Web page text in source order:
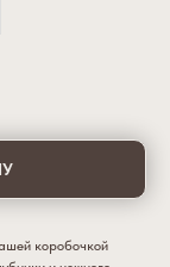
коробочкой